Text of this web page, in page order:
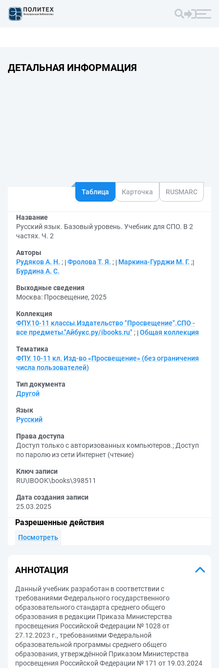
ДЕТАЛЬНАЯ ИНФОРМАЦИЯ
Таблица Карточка RUSMARC
Название
Русский язык. Базовый уровень. Учебник для СПО. В 2
частях. Ч. 2
Авторы
Рудяков А. Н. ; Фролова Т. Я. ; Маркина-Гурджи М. Г. ;
Бурдина А. С.
Выходные сведения
Москва: Просвещение, 2025
Коллекция
ФПУ.10-11 классы.Издательство "Просвещение".СПО -
все предметы."Айбукс.ру/ibooks.ru" ; Общая коллекция
Тематика
ФПУ. 10-11 кл. Изд-во «Просвещение» (без ограничения
числа пользователей)
Тип документа
Другой
Язык
Русский
Права доступа
Доступ только с авторизованных компьютеров.; Доступ
по паролю из сети Интернет (чтение)
Ключ записи
RU\IBOOK\books\398511
Дата создания записи
25.03.2025
Разрешенные действия
Посмотреть
АННОТАЦИЯ
Данный учебник разработан в соответствии с
требованиями Федерального государственного
образовательного стандарта среднего общего
образования в редакции Приказа Министерства
просвещения Российской Федерации № 1028 от
27.12.2023 г., требованиями Федеральной
образовательной программы среднего общего
образования, утверждённой Приказом Министерства
просвещения Российской Федерации № 171 от 19.03.2024